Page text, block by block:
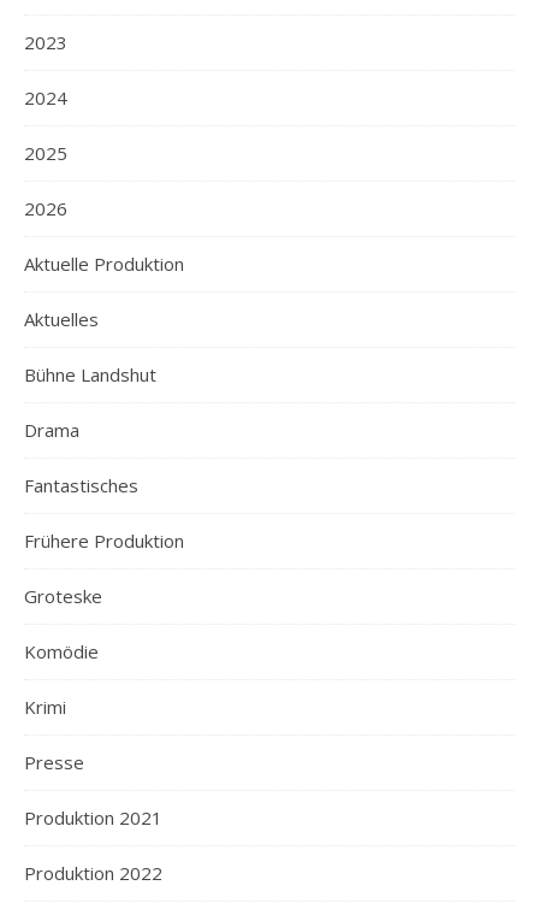
2023
2024
2025
2026
Aktuelle Produktion
Aktuelles
Bühne Landshut
Drama
Fantastisches
Frühere Produktion
Groteske
Komödie
Krimi
Presse
Produktion 2021
Produktion 2022